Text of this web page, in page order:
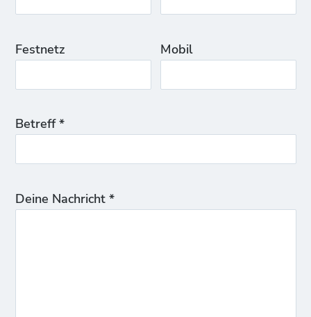
Festnetz Mobil
Betreff *
Deine Nachricht *